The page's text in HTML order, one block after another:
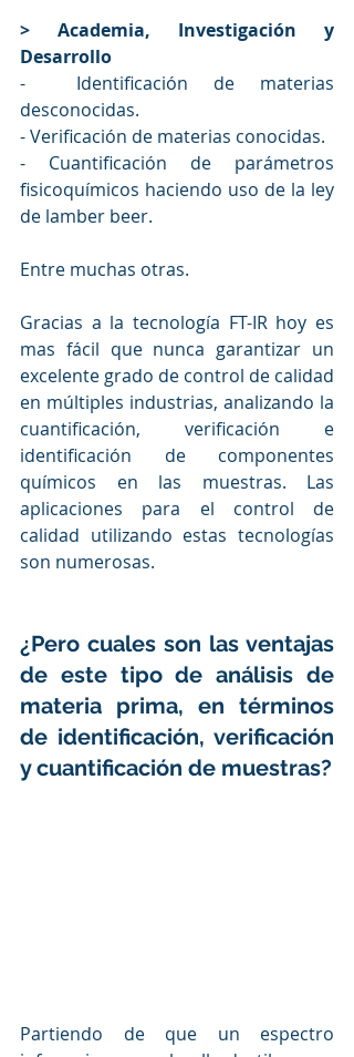
> Academia, Investigación y
Desarrollo
- Identificación de materias
desconocidas.
- Verificación de materias conocidas.
- Cuantificación de parámetros
fisicoquímicos haciendo uso de la ley
de lamber beer.
Entre muchas otras.
Gracias a la tecnología FT-IR hoy es
mas fácil que nunca garantizar un
excelente grado de control de calidad
en múltiples industrias, analizando la
cuantificación, verificación e
identificación de componentes
químicos en las muestras. Las
aplicaciones para el control de
calidad utilizando estas tecnologías
son numerosas.
¿Pero cuales son las ventajas
de este tipo de análisis de
materia prima, en términos
de identificación, verificación
y cuantificación de muestras?
Partiendo de que un espectro